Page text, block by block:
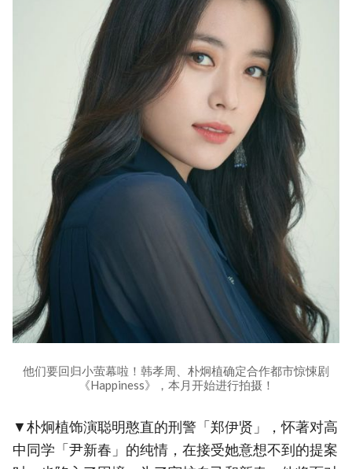
他们要回归小萤幕啦！韩孝周、朴炯植确定合作都市惊悚剧
《Happiness》，本月开始进行拍摄！
▼朴炯植饰演聪明憨直的刑警「郑伊贤」，怀著对高
中同学「尹新春」的纯情，在接受她意想不到的提案